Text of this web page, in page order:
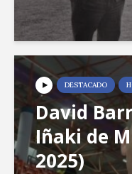
DESTACADO
David
Iñaki de
2025)